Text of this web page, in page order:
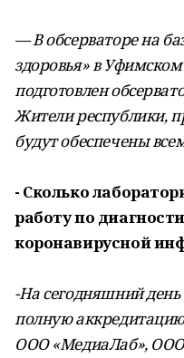
— В обсерваторе на
здоровья» в
подготовлен
Жители республики,
будут обеспечены
- Сколько
работу по
коронавирусной
-На сегодняшний
полную
ООО «МедиаЛаб»,